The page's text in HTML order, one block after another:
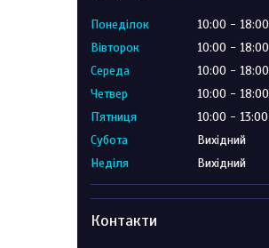
Понеділок 10:00
18:00
Вівторок
10:00
18:00
Середа
10:00
18:00
Четвер
10:00
18:00
Пʼятниця
10:00
13:00
Субота
Вихідний
Неділя
Вихідний
Контакти